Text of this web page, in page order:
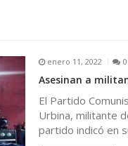
enero 11, 2022 0
Asesinan a
El Partido
Urbina, militante
partido indicó en